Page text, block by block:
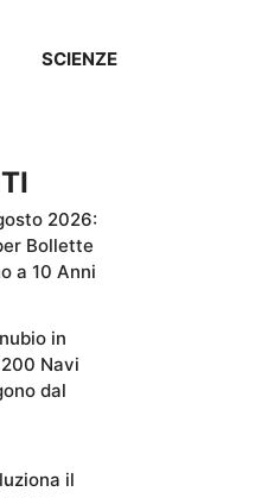
SCIENZE
2026:
Bollette
a 10 Anni
in
Navi
dal
il